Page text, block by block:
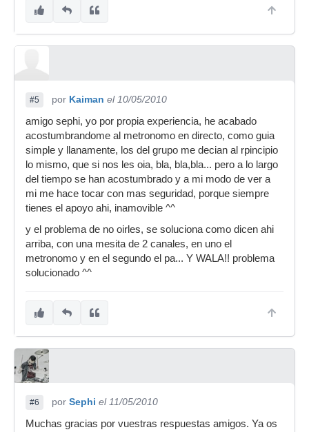
#5 por Kaiman el 10/05/2010
amigo sephi, yo por propia experiencia, he acabado
acostumbrandome al metronomo en directo, como guia
simple y llanamente, los del grupo me decian al rpincipio
lo mismo, que si nos les oia, bla, bla,bla... pero a lo largo
del tiempo se han acostumbrado y a mi modo de ver a
mi me hace tocar con mas seguridad, porque siempre
tienes el apoyo ahi, inamovible ^^
y el problema de no oirles, se soluciona como dicen ahi
arriba, con una mesita de 2 canales, en uno el
metronomo y en el segundo el pa... Y WALA!! problema
solucionado ^^
#6 por Sephi el 11/05/2010
Muchas gracias por vuestras respuestas amigos. Ya os